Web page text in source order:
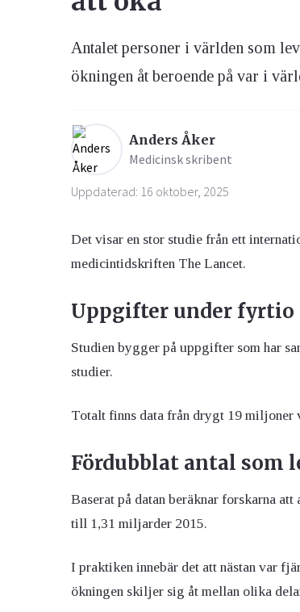
Ögon & Öron
Övervikt
Antalet personer i världen som
ökningen åt beroende på var i
Anders Åker
Medicinsk skribent
Uppdaterad: 16 oktober, 2025
Det visar en stor studie från ett
medicintidskriften The Lancet.
Uppgifter under fyrtio
Studien bygger på uppgifter som har
studier.
Totalt finns data från drygt 19 miljoner
Fördubblat antal som
Baserat på datan beräknar forskarna
till 1,31 miljarder 2015.
I praktiken innebär det att nästan var
ökningen skiljer sig åt mellan olika